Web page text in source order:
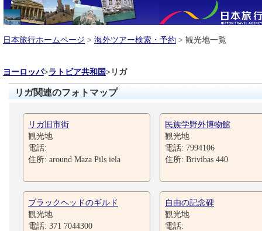
日本旅行ホームページ > 海外ツアー検索・予約 > 観光地一覧
ヨーロッパ>ラトビア共和国>リガ
リガ関連のフォトマップ
リガ旧市街
観光地
電話:
住所: around Maza Pils iela
民族学野外博物館
観光地
電話: 7994106
住所: Brivibas 440
ブラックヘッドのギルド
観光地
電話: 371 7044300
自由の記念碑
観光地
電話: